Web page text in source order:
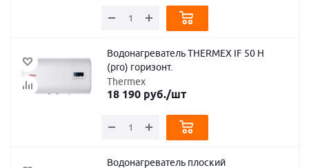
Водонагреватель THERMEX IF 50 H
(pro) горизонт.
Thermex
18 190руб./шт
Водонагреватель плоский